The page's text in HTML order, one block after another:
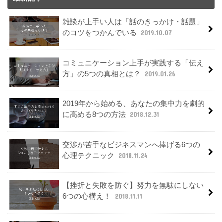
雑談が上手い人は「話のきっかけ・話題」
のコツをつかんでいる
2019.10.07
コミュニケーション上手が実践する「伝え
方」の5つの真相とは？
2019.01.26
2019年から始める、あなたの集中力を劇的
に高める8つの方法 2018.12.31
交渉が苦手なビジネスマンへ捧げる6つの
心理テクニック
2018.11.24
【挫折と失敗を防ぐ】努力を無駄にしない
6つの心構え！
2018.11.11